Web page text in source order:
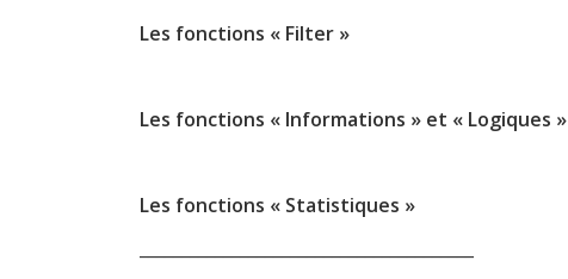
Les fonctions « Filter »
Les fonctions « Informations » et « Logiques »
Les fonctions « Statistiques »